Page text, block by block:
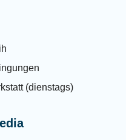
(dienstags)